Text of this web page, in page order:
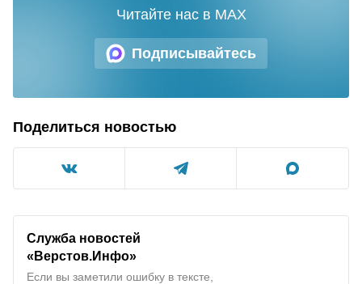
Подписывайтесь
Читайте нас в MAX
Поделиться новостью
Служба новостей
«Верстов.Инфо»
Если вы заметили ошибку в тексте,